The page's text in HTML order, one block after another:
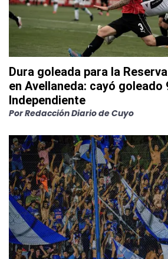
Dura goleada para la
en Avellaneda: cayó goleado
Independiente
PorRedacción Diario de Cuyo